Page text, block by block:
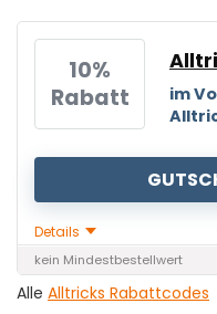
10%
Rabatt
im
Details
kein Mindestbestellwert
Alle Alltricks Rabattcodes